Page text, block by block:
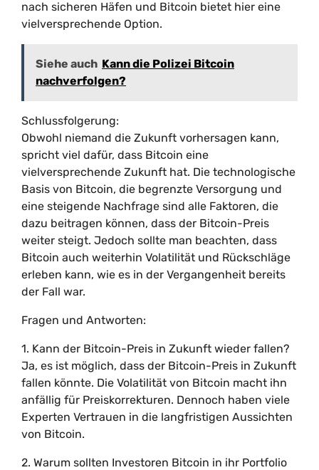
nach sicheren Häfen und Bitcoin bietet hier eine
vielversprechende Option.
Siehe auch Kann die Polizei Bitcoin
nachverfolgen?
Schlussfolgerung:
Obwohl niemand die Zukunft vorhersagen kann,
spricht viel dafür, dass Bitcoin eine
vielversprechende Zukunft hat. Die technologische
Basis von Bitcoin, die begrenzte Versorgung und
eine steigende Nachfrage sind alle Faktoren, die
dazu beitragen können, dass der Bitcoin-Preis
weiter steigt. Jedoch sollte man beachten, dass
Bitcoin auch weiterhin Volatilität und Rückschläge
erleben kann, wie es in der Vergangenheit bereits
der Fall war.
Fragen und Antworten:
1. Kann der Bitcoin-Preis in Zukunft wieder fallen?
Ja, es ist möglich, dass der Bitcoin-Preis in Zukunft
fallen könnte. Die Volatilität von Bitcoin macht ihn
anfällig für Preiskorrekturen. Dennoch haben viele
Experten Vertrauen in die langfristigen Aussichten
von Bitcoin.
2. Warum sollten Investoren Bitcoin in ihr Portfolio